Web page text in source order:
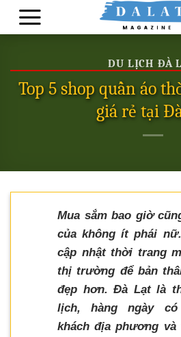
Skip
DU LỊCH ĐÀ
Top 5 shop quần áo
giá rẻ tại
Mua sắm bao giờ
của không ít phái
cập nhật thời trang
thị trường để bản
đẹp hơn. Đà Lạt là
lịch, hàng ngày
khách địa phương và